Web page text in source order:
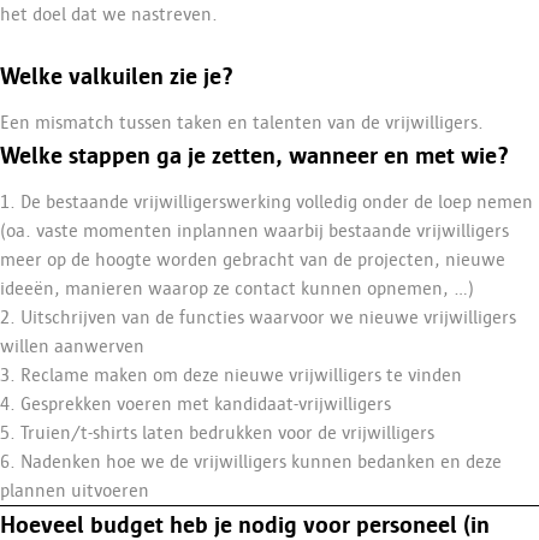
het doel dat we nastreven.
Welke valkuilen zie je?
Een mismatch tussen taken en talenten van de vrijwilligers.
Welke stappen ga je zetten, wanneer en met wie?
1. De bestaande vrijwilligerswerking volledig onder de loep nemen
(oa. vaste momenten inplannen waarbij bestaande vrijwilligers
meer op de hoogte worden gebracht van de projecten, nieuwe
ideeën, manieren waarop ze contact kunnen opnemen, …)
2. Uitschrijven van de functies waarvoor we nieuwe vrijwilligers
willen aanwerven
3. Reclame maken om deze nieuwe vrijwilligers te vinden
4. Gesprekken voeren met kandidaat-vrijwilligers
5. Truien/t-shirts laten bedrukken voor de vrijwilligers
6. Nadenken hoe we de vrijwilligers kunnen bedanken en deze
plannen uitvoeren
Hoeveel budget heb je nodig voor personeel (in